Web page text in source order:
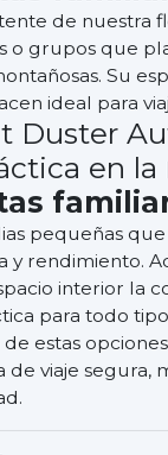
de nuestra
o grupos que
Su
ideal para
Duster
en la
pequeñas
y rendimiento.
interior la
para todo
estas
de viaje segura,